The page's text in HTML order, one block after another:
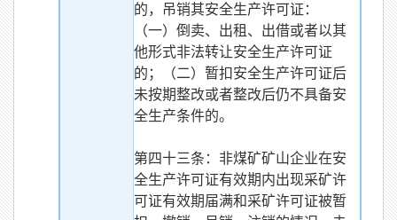
的，吊销其安全生产许可证：
（一）倒卖、出租、出借或者以其
他形式非法转让安全生产许可证
的；（二）暂扣安全生产许可证后
未按期整改或者整改后仍不具备安
全生产条件的。
第四十三条：非煤矿矿山企业在安
全生产许可证有效期内出现采矿许
可证有效期届满和采矿许可证被暂